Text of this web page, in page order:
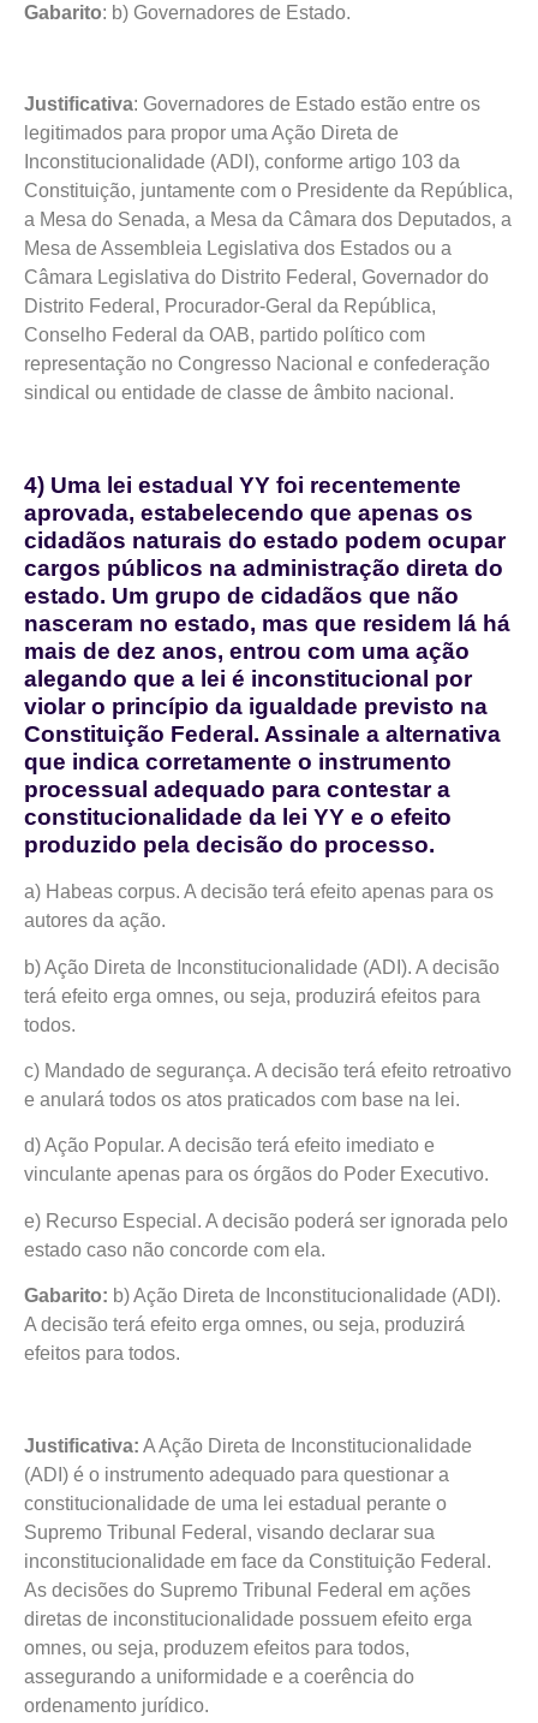
Gabarito: b) Governadores de Estado.
Justificativa: Governadores de Estado estão entre os
legitimados para propor uma Ação Direta de
Inconstitucionalidade (ADI), conforme artigo 103 da
Constituição, juntamente com o Presidente da República,
a Mesa do Senada, a Mesa da Câmara dos Deputados, a
Mesa de Assembleia Legislativa dos Estados ou a
Câmara Legislativa do Distrito Federal, Governador do
Distrito Federal, Procurador-Geral da República,
Conselho Federal da OAB, partido político com
representação no Congresso Nacional e confederação
sindical ou entidade de classe de âmbito nacional.
4) Uma lei estadual YY foi recentemente
aprovada, estabelecendo que apenas os
cidadãos naturais do estado podem ocupar
cargos públicos na administração direta do
estado. Um grupo de cidadãos que não
nasceram no estado, mas que residem lá há
mais de dez anos, entrou com uma ação
alegando que a lei é inconstitucional por
violar o princípio da igualdade previsto na
Constituição Federal. Assinale a alternativa
que indica corretamente o instrumento
processual adequado para contestar a
constitucionalidade da lei YY e o efeito
produzido pela decisão do processo.
a) Habeas corpus. A decisão terá efeito apenas para os
autores da ação.
b) Ação Direta de Inconstitucionalidade (ADI). A decisão
terá efeito erga omnes, ou seja, produzirá efeitos para
todos.
c) Mandado de segurança. A decisão terá efeito retroativo
e anulará todos os atos praticados com base na lei.
d) Ação Popular. A decisão terá efeito imediato e
vinculante apenas para os órgãos do Poder Executivo.
e) Recurso Especial. A decisão poderá ser ignorada pelo
estado caso não concorde com ela.
Gabarito: b) Ação Direta de Inconstitucionalidade (ADI).
A decisão terá efeito erga omnes, ou seja, produzirá
efeitos para todos.
Justificativa: A Ação Direta de Inconstitucionalidade
(ADI) é o instrumento adequado para questionar a
constitucionalidade de uma lei estadual perante o
Supremo Tribunal Federal, visando declarar sua
inconstitucionalidade em face da Constituição Federal.
As decisões do Supremo Tribunal Federal em ações
diretas de inconstitucionalidade possuem efeito erga
omnes, ou seja, produzem efeitos para todos,
assegurando a uniformidade e a coerência do
ordenamento jurídico.